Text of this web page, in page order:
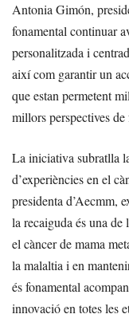
Antonia Gimón,
fonamental continuar
personalitzada i
així com garantir un
que estan permetent
millors perspectives de
La iniciativa subratlla
d’experiències en el
presidenta d’Aecmm,
la recaiguda és una
el càncer de mama
la malaltia i en
és fonamental
innovació en totes les